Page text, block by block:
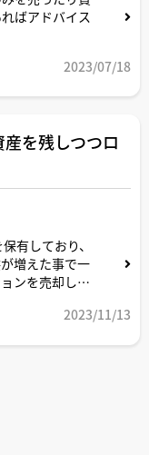
ばアドバイス
2023/07/18
を残しつつロ
有しており、
増えた事で一
ンを売却し新
回、試しに一2023/11/13